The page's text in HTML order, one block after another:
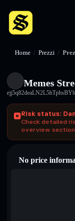
Home / Prezzi /
Memes
Risk status:
Check detailed
overview
No price